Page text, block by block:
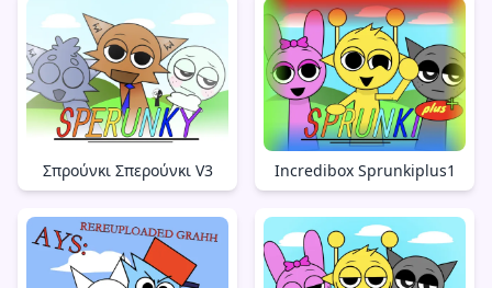
Σπρούνκι Σπερούνκι V3 Incredibox Sprunkiplus1